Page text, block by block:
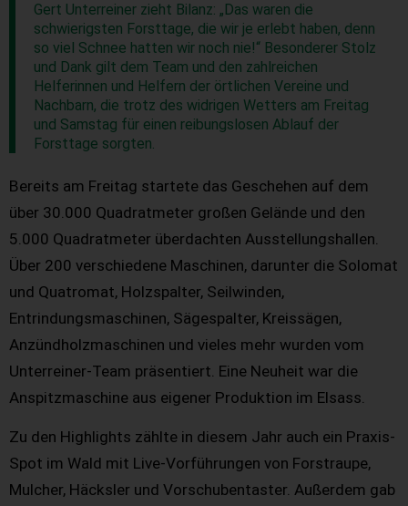
Gert Unterreiner zieht Bilanz: „Das waren die
schwierigsten Forsttage, die wir je erlebt haben, denn
so viel Schnee hatten wir noch nie!“ Besonderer Stolz
und Dank gilt dem Team und den zahlreichen
Helferinnen und Helfern der örtlichen Vereine und
Nachbarn, die trotz des widrigen Wetters am Freitag
und Samstag für einen reibungslosen Ablauf der
Forsttage sorgten.
Bereits am Freitag startete das Geschehen auf dem
über 30.000 Quadratmeter großen Gelände und den
5.000 Quadratmeter überdachten Ausstellungshallen.
Über 200 verschiedene Maschinen, darunter die Solomat
und Quatromat, Holzspalter, Seilwinden,
Entrindungsmaschinen, Sägespalter, Kreissägen,
Anzündholzmaschinen und vieles mehr wurden vom
Unterreiner-Team präsentiert. Eine Neuheit war die
Anspitzmaschine aus eigener Produktion im Elsass.
Zu den Highlights zählte in diesem Jahr auch ein Praxis-
Spot im Wald mit Live-Vorführungen von Forstraupe,
Mulcher, Häcksler und Vorschubentaster. Außerdem gab